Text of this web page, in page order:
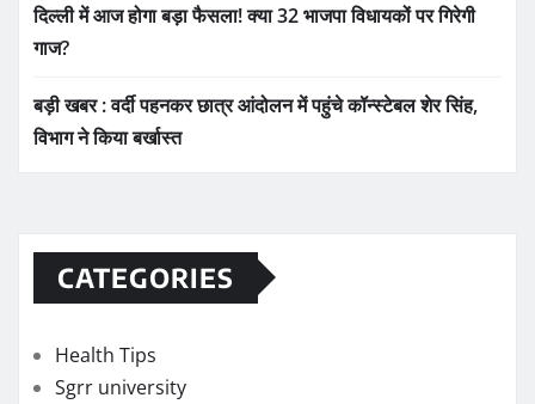
दिल्ली में आज होगा बड़ा फैसला! क्या 32 भाजपा विधायकों पर गिरेगी
गाज?
बड़ी खबर : वर्दी पहनकर छात्र आंदोलन में पहुंचे कॉन्स्टेबल शेर सिंह,
विभाग ने किया बर्खास्त
CATEGORIES
Health Tips
Sgrr university